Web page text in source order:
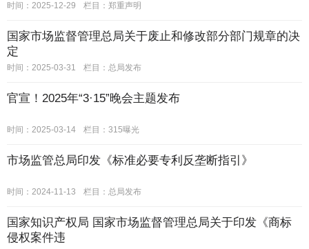
时间：2025-12-29 栏目： 郑重声明
国家市场监督管理总局关于废止和修改部分部门规章的决
定
时间：2025-03-31 栏目： 总局发布
官宣！2025年“3·15”晚会主题发布
时间：2025-03-14 栏目： 315曝光
市场监管总局印发《标准必要专利反垄断指引》
时间：2024-11-13 栏目： 总局发布
国家知识产权局 国家市场监督管理总局关于印发《商标
侵权案件违